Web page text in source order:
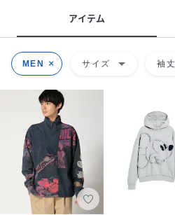
アイテム
MEN サイズ arrow_drop_down 袖丈